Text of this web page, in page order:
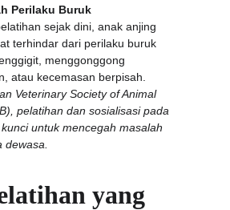
Perilaku Buruk
sejak dini, anak anjing
terhindar dari perilaku buruk
menggonggong
atau kecemasan berpisah.
Veterinary Society of Animal
pelatihan dan sosialisasi pada
untuk mencegah masalah
dewasa.
yang